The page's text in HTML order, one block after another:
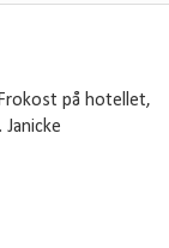
på hotellet,